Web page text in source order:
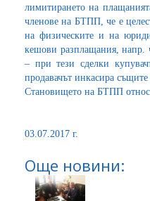
лимитирането на
членове на БТПП, че е
на физическите и на
кешови разплащания, напр.
– при тези сделки
продавачът инкасира
Становището на БТПП
03.07.2017 г.
Още новини: